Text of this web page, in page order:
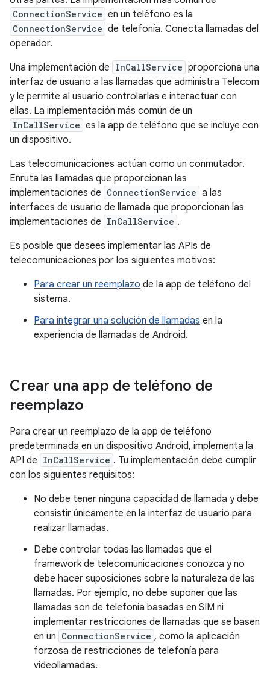
ConnectionService en un teléfono es la
ConnectionService de telefonía. Conecta llamadas del
operador.
Una implementación de InCallService proporciona una
interfaz de usuario a las llamadas que administra Telecom
y le permite al usuario controlarlas e interactuar con
ellas. La implementación más común de un
InCallService es la app de teléfono que se incluye con
un dispositivo.
Las telecomunicaciones actúan como un conmutador.
Enruta las llamadas que proporcionan las
implementaciones de ConnectionService a las
interfaces de usuario de llamada que proporcionan las
implementaciones de InCallService .
Es posible que desees implementar las APIs de
telecomunicaciones por los siguientes motivos:
Para crear un reemplazo de la app de teléfono del
sistema.
Para integrar una solución de llamadas en la
experiencia de llamadas de Android.
Crear una app de teléfono de
reemplazo
Para crear un reemplazo de la app de teléfono
predeterminada en un dispositivo Android, implementa la
API de InCallService . Tu implementación debe cumplir
con los siguientes requisitos:
No debe tener ninguna capacidad de llamada y debe
consistir únicamente en la interfaz de usuario para
realizar llamadas.
Debe controlar todas las llamadas que el
framework de telecomunicaciones conozca y no
debe hacer suposiciones sobre la naturaleza de las
llamadas. Por ejemplo, no debe suponer que las
llamadas son de telefonía basadas en SIM ni
implementar restricciones de llamadas que se basen
en un ConnectionService , como la aplicación
forzosa de restricciones de telefonía para
videollamadas.